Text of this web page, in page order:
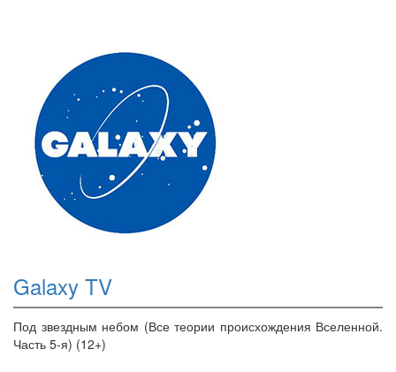
Galaxy TV
Под звездным небом (Все теории происхождения Вселенной.
Часть 5-я) (12+)